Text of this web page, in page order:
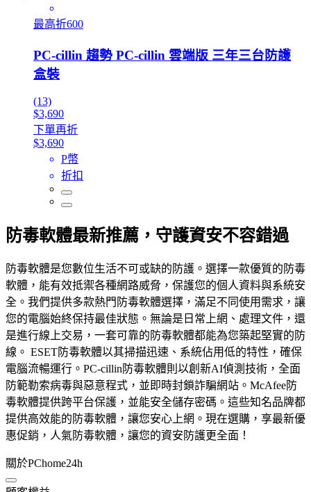
最高折600
PC-cillin 趨勢 PC-cillin 雲端版 三年三台防護
盒裝
(13)
$3,690
下單再折
$3,690
P幣
折扣
防毒軟體最新推薦，守護資安不容錯過
防毒軟體是您數位生活不可或缺的防護。選擇一款優質的防毒
軟體，能有效抵禦各種網路威脅，保護您的個人資料與系統安
全。我們提供多款熱門防毒軟體選擇，滿足不同使用需求，讓
您的電腦始終保持最佳狀態。無論是日常上網、處理文件，還
是進行線上交易，一套可靠的防毒軟體都能為您築起堅實的防
線。 ESET防毒軟體以其掃描迅速、系統佔用低的特性，確保
電腦流暢運行。PC-cillin防毒軟體則以創新AI偵測技術，全面
防範勒索病毒與惡意程式，並即時封鎖詐騙網站。McAfee防
毒軟體提供跨平台保護，並能安全儲存密碼。這些知名品牌都
提供高效能的防毒軟體，讓您安心上網。現在選購，享最新優
惠促銷，人氣防毒軟體，讓您的資安防護更全面！
關於PChome24h